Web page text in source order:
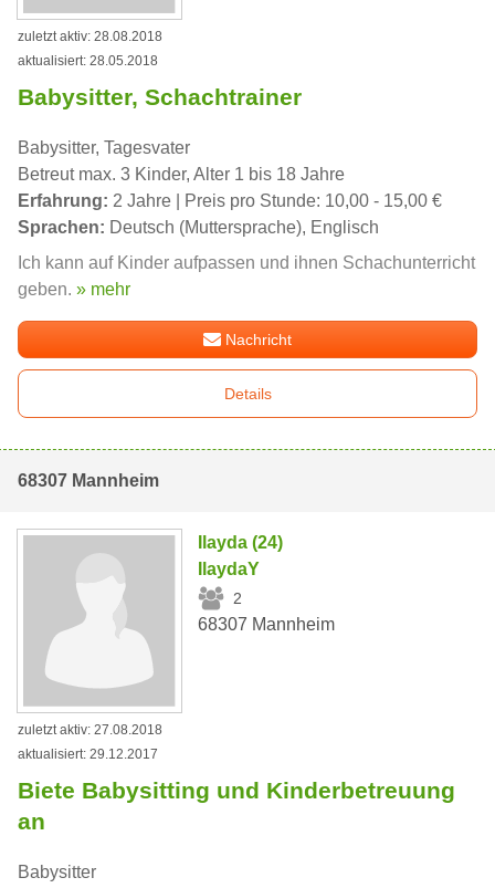
zuletzt aktiv: 28.08.2018
aktualisiert: 28.05.2018
Babysitter, Schachtrainer
Babysitter, Tagesvater
Betreut max. 3 Kinder, Alter 1 bis 18 Jahre
Erfahrung: 2 Jahre | Preis pro Stunde: 10,00 - 15,00 €
Sprachen: Deutsch (Muttersprache), Englisch
Ich kann auf Kinder aufpassen und ihnen Schachunterricht
geben. » mehr
Nachricht
Details
68307 Mannheim
Ilayda (24)
IlaydaY
2
68307 Mannheim
zuletzt aktiv: 27.08.2018
aktualisiert: 29.12.2017
Biete Babysitting und Kinderbetreuung
an
Babysitter